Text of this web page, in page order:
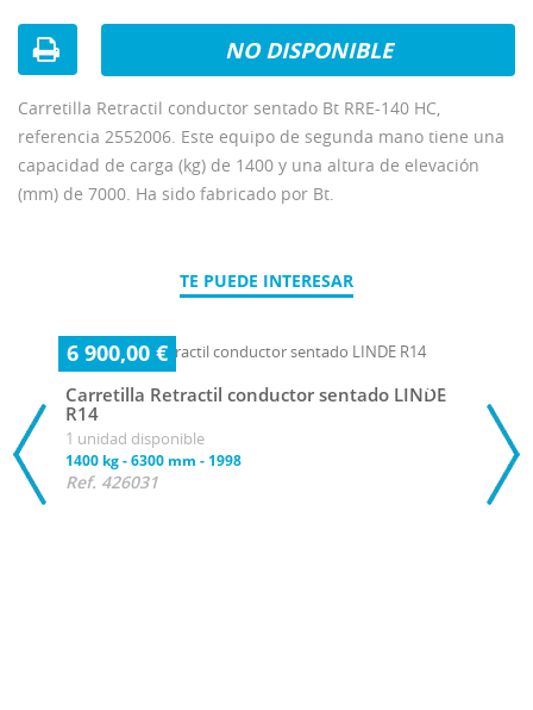
Carretilla Retractil conductor sentado Bt RRE-140 HC,
referencia 2552006. Este equipo de segunda mano tiene una
capacidad de carga (kg) de 1400 y una altura de elevación
(mm) de 7000. Ha sido fabricado por Bt.
NO DISPONIBLE
TE PUEDE INTERESAR
6 900,00 €
Carretilla Retractil conductor sentado LINDE
R14
1 unidad disponible
1400 kg-6300 mm - 1998
Ref. 426031